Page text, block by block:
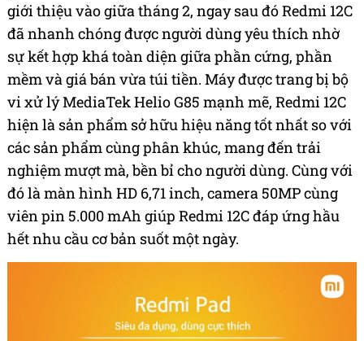
giới thiệu vào giữa tháng 2, ngay sau đó Redmi 12C
đã nhanh chóng được người dùng yêu thích nhờ
sự kết hợp khá toàn diện giữa phần cứng, phần
mềm và giá bán vừa túi tiền. Máy được trang bị bộ
vi xử lý MediaTek Helio G85 mạnh mẽ, Redmi 12C
hiện là sản phẩm sở hữu hiệu năng tốt nhất so với
các sản phẩm cùng phân khúc, mang đến trải
nghiệm mượt mà, bền bỉ cho người dùng. Cùng với
đó là màn hình HD 6,71 inch, camera 50MP cùng
viên pin 5.000 mAh giúp Redmi 12C đáp ứng hầu
hết nhu cầu cơ bản suốt một ngày.